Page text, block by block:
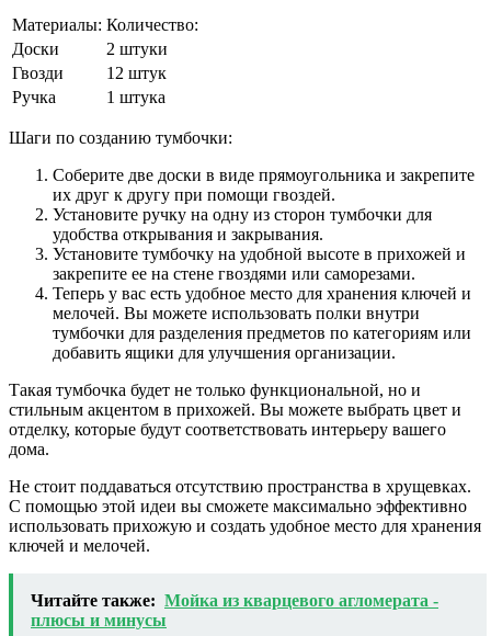
Материалы: Количество:
Доски
2 штуки
Гвозди
12 штук
Ручка
1 штука
Шаги по созданию тумбочки:
Соберите две доски в виде прямоугольника и закрепите
их друг к другу при помощи гвоздей.
Установите ручку на одну из сторон тумбочки для
удобства открывания и закрывания.
Установите тумбочку на удобной высоте в прихожей и
закрепите ее на стене гвоздями или саморезами.
Теперь у вас есть удобное место для хранения ключей и
мелочей. Вы можете использовать полки внутри
тумбочки для разделения предметов по категориям или
добавить ящики для улучшения организации.
Такая тумбочка будет не только функциональной, но и
стильным акцентом в прихожей. Вы можете выбрать цвет и
отделку, которые будут соответствовать интерьеру вашего
дома.
Не стоит поддаваться отсутствию пространства в хрущевках.
С помощью этой идеи вы сможете максимально эффективно
использовать прихожую и создать удобное место для хранения
ключей и мелочей.
Читайте также: Мойка из кварцевого агломерата -
плюсы и минусы